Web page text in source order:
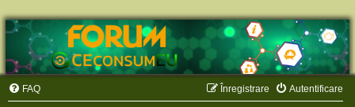
FAQ Autentificare
Înregistrare